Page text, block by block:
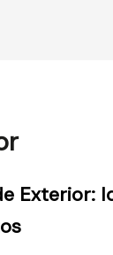
Exterior: